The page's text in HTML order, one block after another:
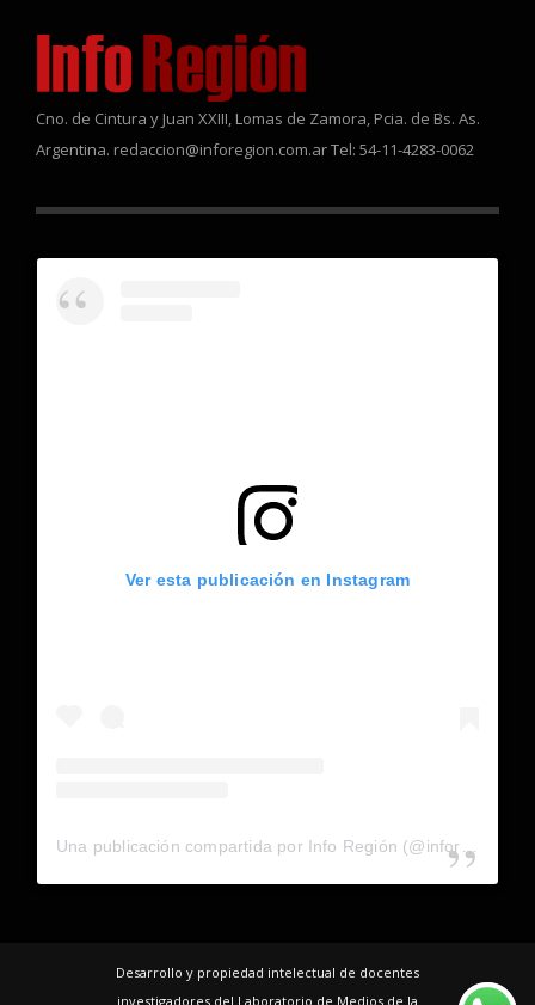
Cno. de Cintura y Juan XXIII, Lomas de Zamora, Pcia. de Bs. As.
Argentina. redaccion@inforegion.com.ar Tel: 54-11-4283-0062
Ver esta publicación en Instagram
Una publicación compartida por Info Región (@inforegion_redes)
Desarrollo y propiedad intelectual de docentes
investigadores del Laboratorio de Medios de la